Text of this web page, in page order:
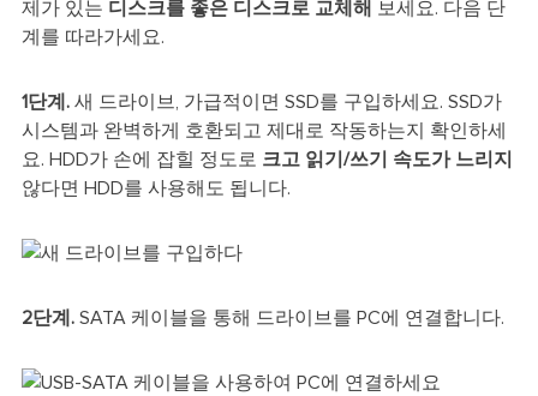
제가 있는 디스크를 좋은 디스크로 교체해 보세요. 다음 단
계를 따라가세요.
1단계.새 드라이브, 가급적이면 SSD를 구입하세요. SSD가
시스템과 완벽하게 호환되고 제대로 작동하는지 확인하세
요. HDD가 손에 잡힐 정도로 크고 읽기/쓰기 속도가 느리지
않다면 HDD를 사용해도 됩니다.
2단계.SATA 케이블을 통해 드라이브를 PC에 연결합니다.